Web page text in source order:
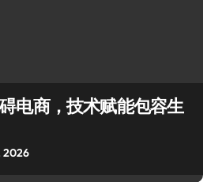
电商，技术赋能包容生
2026